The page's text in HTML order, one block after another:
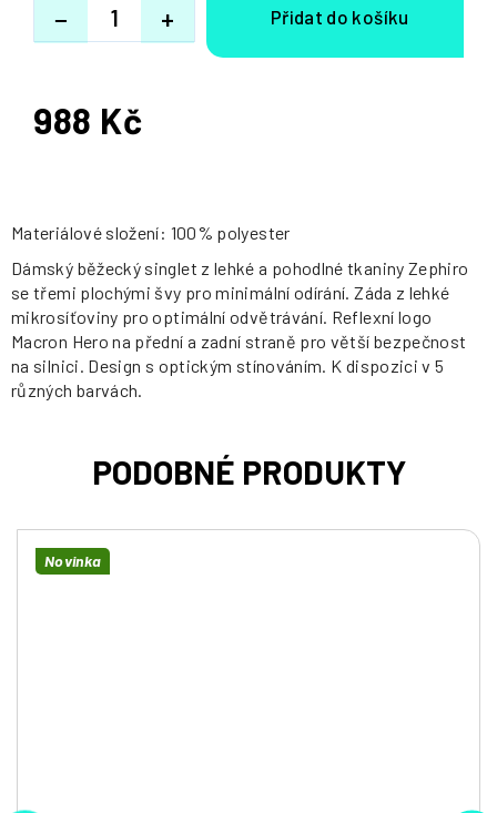
+
−
988 Kč
Měrná
Materiálové složení: 100% polyester
Dámský běžecký singlet z lehké a pohodlné tkaniny Zephiro
se třemi plochými švy pro minimální odírání. Záda z lehké
mikrosíťoviny pro optimální odvětrávání. Reflexní logo
Macron Hero na přední a zadní straně pro větší bezpečnost
na silnici. Design s optickým stínováním. K dispozici v 5
různých barvách.
Novinka